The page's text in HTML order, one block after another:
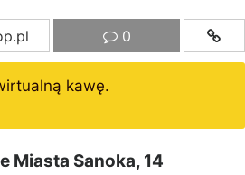
0
kawę.
Miasta Sanoka, 14